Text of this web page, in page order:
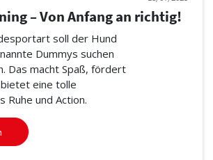
– Von Anfang an richtig!
soll der Hund
Dummys suchen
Das macht Spaß, fördert
eine tolle
Ruhe und Action.